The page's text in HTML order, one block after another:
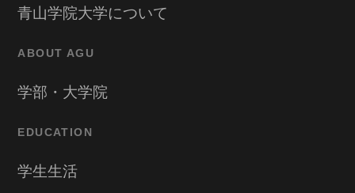
青山学院大学について
ABOUT AGU
学部・大学院
EDUCATION
学生生活